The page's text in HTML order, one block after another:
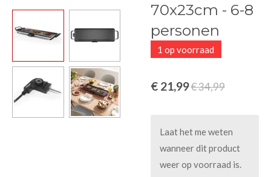
70x23cm - 6-8
personen
1 op voorraad
€ 21,99€ 34,99
Laat het me weten
wanneer dit product
weer op voorraad is.